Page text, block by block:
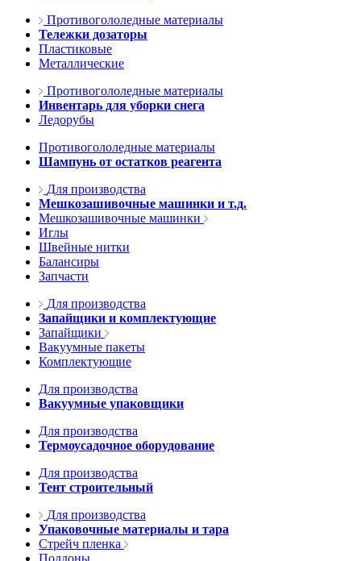
Противогололедные материалы
Тележки дозаторы
Пластиковые
Металлические
Противогололедные материалы
Инвентарь для уборки снега
Ледорубы
Противогололедные материалы
Шампунь от остатков реагента
Для производства
Мешкозашивочные машинки и т.д.
Мешкозашивочные машинки
Иглы
Швейные нитки
Балансиры
Запчасти
Для производства
Запайщики и комплектующие
Запайщики
Вакуумные пакеты
Комплектующие
Для производства
Вакуумные упаковщики
Для производства
Термоусадочное оборудование
Для производства
Тент строительный
Для производства
Упаковочные материалы и тара
Стрейч пленка
Поддоны